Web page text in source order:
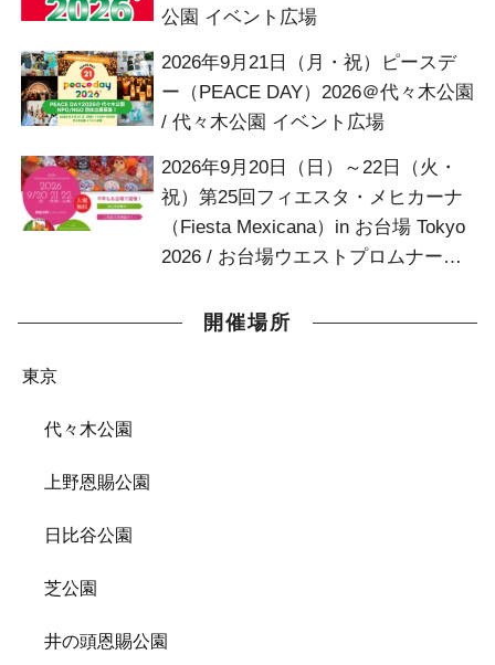
公園 イベント広場
2026年9月21日（月・祝）ピースデ
ー（PEACE DAY）2026＠代々木公園
/ 代々木公園 イベント広場
2026年9月20日（日）～22日（火・
祝）第25回フィエスタ・メヒカーナ
（Fiesta Mexicana）in お台場 Tokyo
2026 / お台場ウエストプロムナード
開催場所
東京
代々木公園
上野恩賜公園
日比谷公園
芝公園
井の頭恩賜公園